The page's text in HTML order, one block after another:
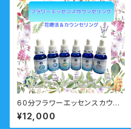
60分フラワーエッセンスカウン
セリング 対面・オンライン フ
ラワーエッセンス付
¥12,000